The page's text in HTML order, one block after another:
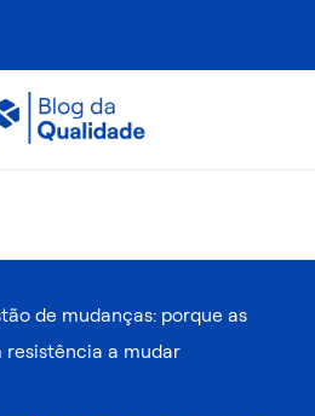
de mudanças: porque as
resistência a mudar